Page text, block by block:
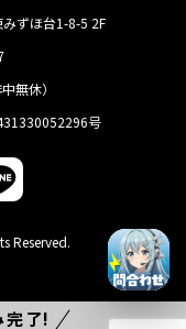
みずほ台1-8-5 2F
無休）
号
Reserved.
完了!